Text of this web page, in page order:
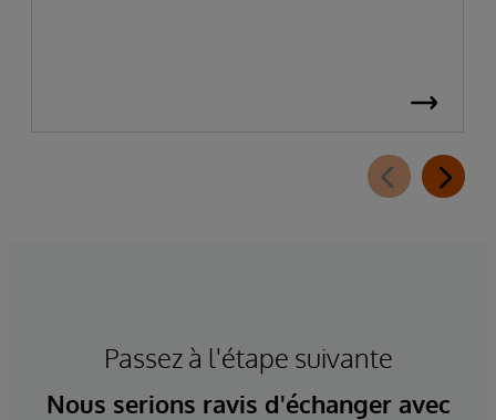
Passez à l'étape suivante
Nous serions ravis d'échanger avec